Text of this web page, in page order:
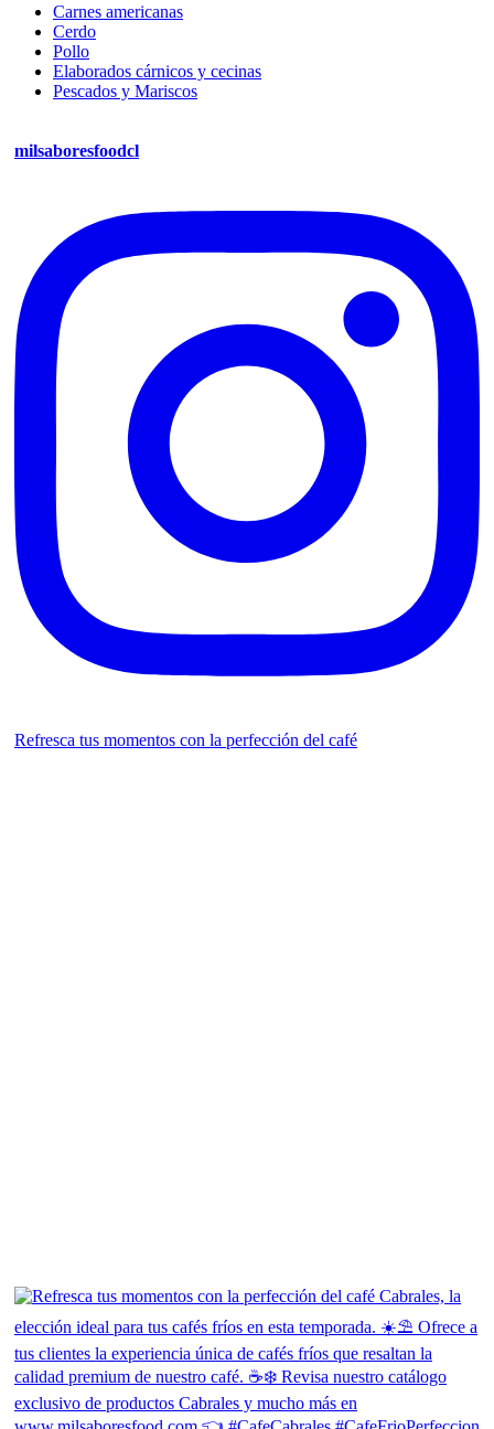
Carnes americanas
Cerdo
Pollo
Elaborados cárnicos y cecinas
Pescados y Mariscos
milsaboresfoodcl
Refresca tus momentos con la perfección del café